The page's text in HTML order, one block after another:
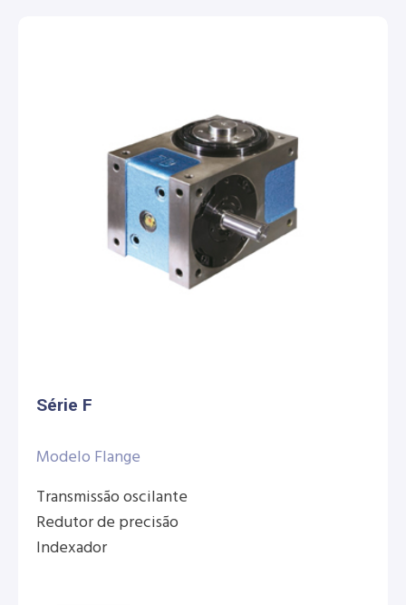
Série F
Modelo Flange
Transmissão oscilante
Redutor de precisão
Indexador